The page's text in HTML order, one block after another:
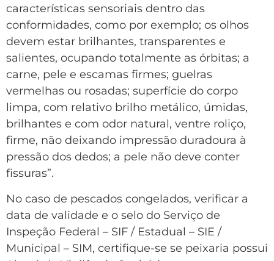
características sensoriais dentro das
conformidades, como por exemplo; os olhos
devem estar brilhantes, transparentes e
salientes, ocupando totalmente as órbitas; a
carne, pele e escamas firmes; guelras
vermelhas ou rosadas; superfície do corpo
limpa, com relativo brilho metálico, úmidas,
brilhantes e com odor natural, ventre roliço,
firme, não deixando impressão duradoura à
pressão dos dedos; a pele não deve conter
fissuras”.
No caso de pescados congelados, verificar a
data de validade e o selo do Serviço de
Inspeção Federal – SIF / Estadual – SIE /
Municipal – SIM, certifique-se se peixaria possui